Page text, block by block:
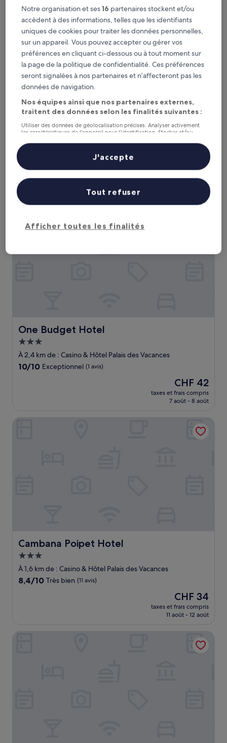
Hak Huot Hotel I
Hak Huot Hotel I
Hébergement
À 0,9 km de : Casino & Hôtel Palais des Vacances
6.6
sur
10,
(14 avis)
6,6/10
nouveau
de
CHF 37
taxes et frais compris
5 sept. - 6 sept.
One Budget Hotel
One Budget Hotel
Hébergement
3.0 étoiles
À 2,4 km de : Casino & Hôtel Palais des Vacances
10.0
10/10 Exceptionnel (1 avis)
Le
nouveau
prix
CHF 42
CHF 42
taxes et frais compris
7 août - 8 août
One Budget Hotel
Cambana Poipet Hotel
Cambana Poipet Hotel
Hébergement
3.0 étoiles
À 1,6 km de : Casino & Hôtel Palais des Vacances
8.4
8,4/10 Très bien (11 avis)
Le
nouveau
prix
CHF 34
CHF 34
taxes et frais compris
11 août - 12 août
Notre organisation et ses16 partenaires stockent et/ou
accèdent à des informations, telles que les identifiants
uniques de cookies pour traiter les données personnelles,
sur un appareil. Vous pouvez accepter ou gérer vos
préférences en cliquant ci-dessous ou à tout moment sur
la page de la politique de confidentialité. Ces préférences
seront signalées à nos partenaires et n’affecteront pas les
données de navigation.
Nos équipes ainsi que nos partenaires externes,
traitent des données selon les finalités suivantes :
Utiliser des données de géolocalisation précises. Analyser activement
les caractéristiques de l’appareil pour l’identification. Stocker et/ou
personnalisés, mesure de performance des publicités et du contenu,
études d’audience et développement de services.
Liste de nos partenaires (fournisseurs)
Afficher toutes les finalités
Tout refuser
J'accepte